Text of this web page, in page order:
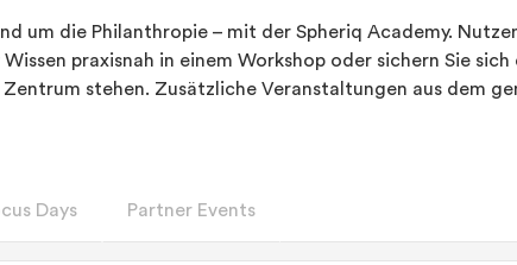
um die Philanthropie – mit der Spheriq Academy.
praxisnah in einem Workshop oder sichern Sie
stehen. Zusätzliche Veranstaltungen aus dem
Days Partner Events